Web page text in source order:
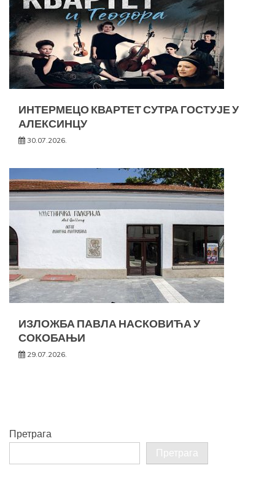
ИНТЕРМЕЦО КВАРТЕТ СУТРА ГОСТУЈЕ У
АЛЕКСИНЦУ
30.07.2026.
ИЗЛОЖБА ПАВЛА НАСКОВИЋА У
СОКОБАЊИ
29.07.2026.
Претрага
Претрага